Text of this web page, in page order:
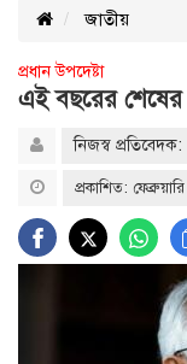
জাতীয়
প্রধান উপদেষ্টা
এই বছরের শেষের
নিজস্ব
প্রকাশিত: